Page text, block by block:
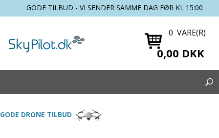
GODE TILBUD - VI SENDER SAMME DAG FØR KL 15:00
0 VARE(R)
0,00 DKK
GODE DRONE TILBUD